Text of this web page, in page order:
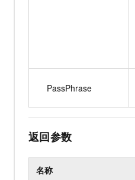
PassPhrase
返回参数
名称